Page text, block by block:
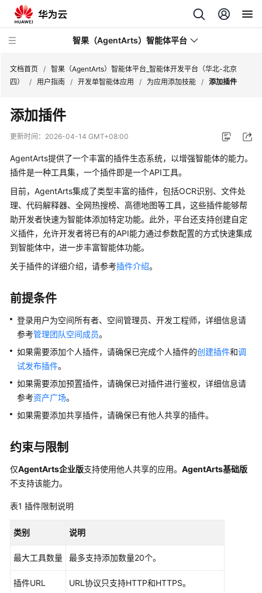
智果（AgentArts）智能体平台
最
新
动
产
介
绍
开
始
使
计
费
说
明
用
户
指
选
指
南
AgentArts
程
文档首页 / 智果（AgentArts）智能体平台_智能体开发平台（华北-北京
四）
/ 用户指南 / 开发单智能体应用 / 为应用添加技能 / 添加插件
添加插件
更新时间： 2026-04-14 GMT+08:00
AgentArts提供了一个丰富的插件生态系统，以增强智能体的能力。
插件是一种工具集，一个插件即是一个API工具。
目前，AgentArts集成了类型丰富的插件，包括OCR识别、文件处
理、代码解释器、全网热搜榜、高德地图等工具，这些插件能够帮
助开发者快速为智能体添加特定功能。此外，平台还支持创建自定
义插件，允许开发者将已有的API能力通过参数配置的方式快速集成
到智能体中，进一步丰富智能体功能。
关于插件的详细介绍，请参考插件介绍。
前提条件
登录用户为空间所有者、空间管理员、开发工程师，详细信息请
参考管理团队空间成员。
如果需要添加个人插件，请确保已完成个人插件的创建插件和调
试发布插件。
如果需要添加预置插件，请确保已对插件进行鉴权，详细信息请
参考资产广场。
如果需要添加共享插件，请确保已有他人共享的插件。
约束与限制
仅AgentArts企业版支持使用他人共享的应用。 AgentArts基础版
不支持该能力。
表1 插件限制说明
类别 说明
最大工具数量 最多支持添加数量20个。
插件URL URL协议只支持HTTP和HTTPS。